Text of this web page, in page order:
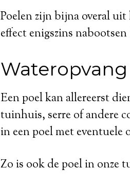
Poelen zijn bijna overal
effect enigszins
Wateropvang
Een poel kan allereerst
tuinhuis, serre of andere
in een poel met eventuele
Zo is ook de poel in onze